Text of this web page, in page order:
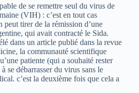
de se remettre seul du virus de
(VIH) : c’est en tout cas
peut tirer de la rémission d’une
qui avait contracté le Sida.
dans un article publié dans la revue
la communauté scientifique
patiente (qui a souhaité rester
se débarrasser du virus sans le
c’est la deuxième fois que cela a